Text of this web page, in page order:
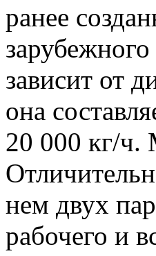
ранее
зависит от
она
20 000 кг/ч.
нем двух
рабочего и